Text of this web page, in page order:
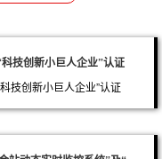
技创新小巨人企业”认证
技创新小巨人企业”认证